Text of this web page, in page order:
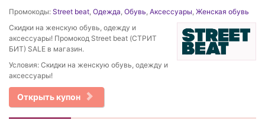
Промокоды: Street beat, Одежда, Обувь, Аксессуары, Женская обувь
Скидки на женскую обувь, одежду и
аксессуары! Промокод Street beat (СТРИТ
БИТ) SALE в магазин.
Условия: Скидки на женскую обувь, одежду и
аксессуары!
Открыть купон